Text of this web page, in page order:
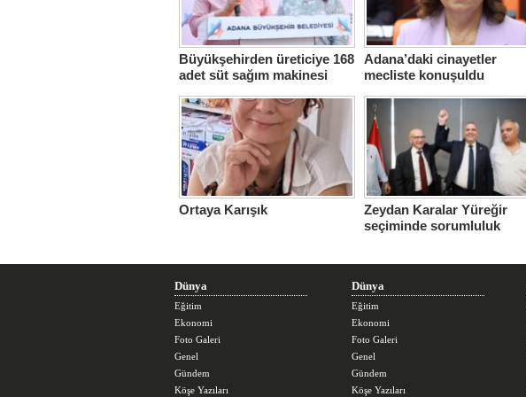
Büyükşehirden üreticiye 168
adet süt sağım makinesi
Adana’daki cinayetler
mecliste konuşuldu
Ortaya Karışık Zeydan Karalar Yüreğir
seçiminde sorumluluk
Dünya
Eğitim
Ekonomi
Foto Galeri
Genel
Gündem
Köşe Yazıları
Dünya
Eğitim
Ekonomi
Foto Galeri
Genel
Gündem
Köşe Yazıları